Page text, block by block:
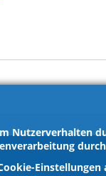
Nutzerverhalten
Einstellungen